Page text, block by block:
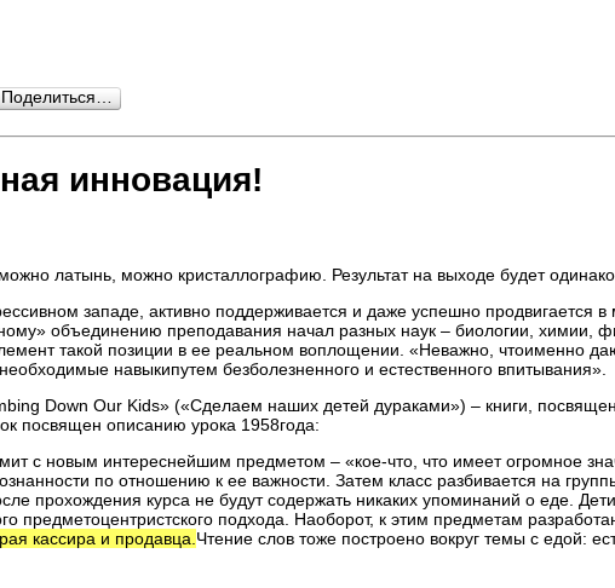
Поделиться…
инновация!
латынь, можно кристаллографию. Результат на выходе будет
западе, активно поддерживается и даже успешно продвигается
объединению преподавания начал разных наук – биологии, химии,
такой позиции в ее реальном воплощении. «Неважно, чтоименно
навыкипутем безболезненного и естественного впитывания».
Down Our Kids» («Сделаем наших детей дураками») – книги,
посвящен описанию урока 1958года:
с новым интереснейшим предметом – «кое-что, что имеет огромное
по отношению к ее важности. Затем класс разбивается на
прохождения курса не будут содержать никаких упоминаний о еде.
предметоцентристского подхода. Наоборот, к этим предметам
кассира и продавца. Чтение слов тоже построено вокруг темы с едой: